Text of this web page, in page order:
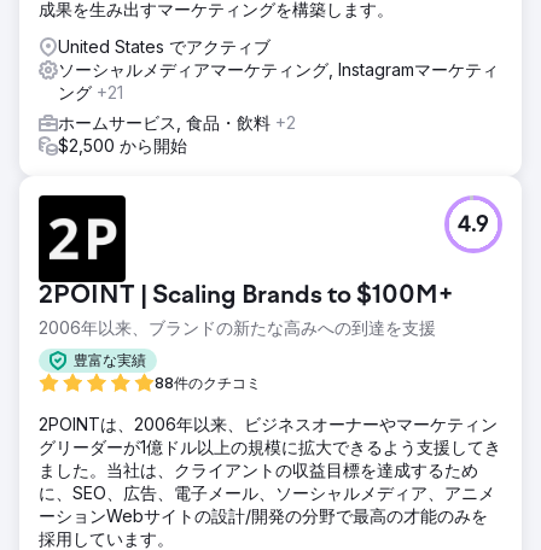
成果を生み出すマーケティングを構築します。
United States でアクティブ
ソーシャルメディアマーケティング, Instagramマーケティ
ング +21
ホームサービス, 食品・飲料 +2
$2,500 から開始
2POINT | Scaling Brands to $100M+
2006年以来、ブランドの新たな高みへの到達を支援
豊富な実績
88件のクチコミ
4.9
2POINTは、2006年以来、ビジネスオーナーやマーケティン
グリーダーが1億ドル以上の規模に拡大できるよう支援してき
ました。当社は、クライアントの収益目標を達成するため
に、SEO、広告、電子メール、ソーシャルメディア、アニメ
ーションWebサイトの設計/開発の分野で最高の才能のみを
採用しています。